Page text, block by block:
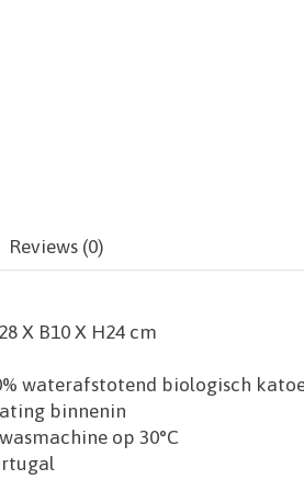
Reviews (0)
X B10 X H24 cm
waterafstotend biologisch
binnenin
op 30°C